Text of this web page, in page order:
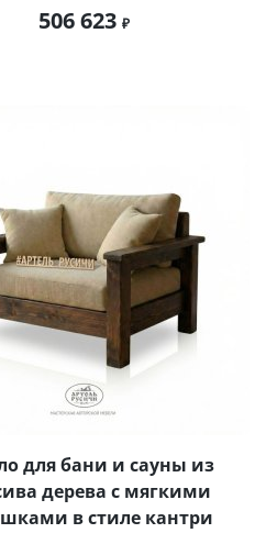
506 623
для бани и сауны из
дерева с мягкими
в стиле кантри